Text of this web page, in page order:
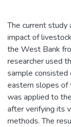
The current study
impact of
the West Bank
researcher used
sample
eastern slopes of
was applied to
after verifying its
methods. The